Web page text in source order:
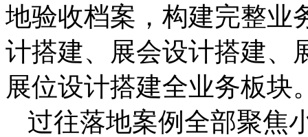
地验收档案，构建完整业
计搭建、展会设计搭建、
展位设计搭建全业务板块
过往落地案例全部聚焦